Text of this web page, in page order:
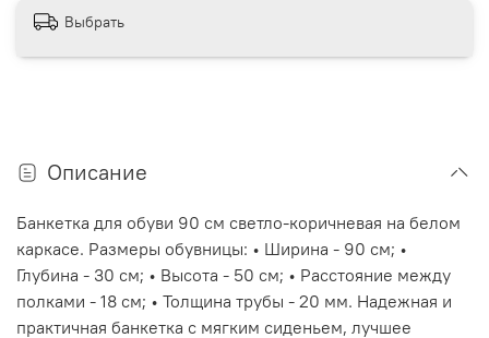
Выбрать
Описание
Банкетка для обуви 90 см светло-коричневая на белом
каркасе. Размеры обувницы: • Ширина - 90 см; •
Глубина - 30 см; • Высота - 50 см; • Расстояние между
полками - 18 см; • Толщина трубы - 20 мм. Надежная и
практичная банкетка с мягким сиденьем, лучшее